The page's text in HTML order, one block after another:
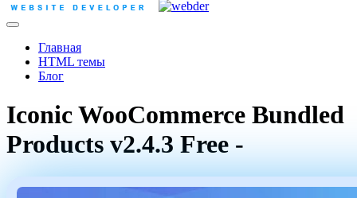
Главная
HTML темы
Блог
Iconic WooCommerce Bundled
Products v2.4.3 Free -